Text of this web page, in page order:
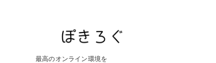
最高のオンライン環境を